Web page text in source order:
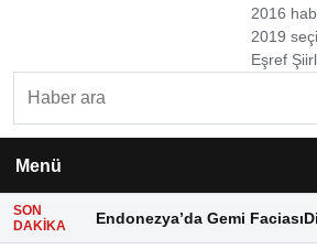
2016
2019
Eşref
Menü
SON
DAKIKA
Endonezya’da Gemi Faciası